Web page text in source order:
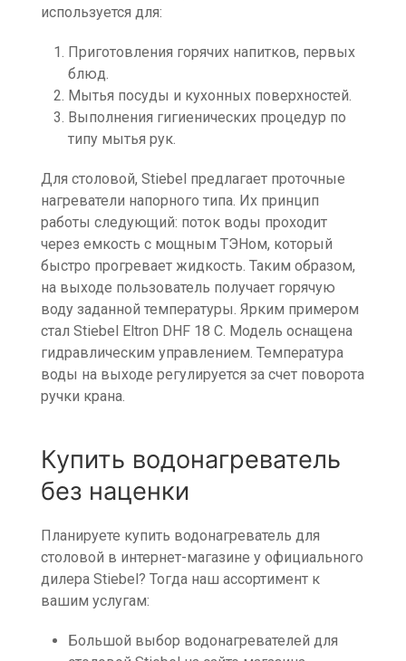
используется для:
Приготовления горячих напитков, первых
блюд.
Мытья посуды и кухонных поверхностей.
Выполнения гигиенических процедур по
типу мытья рук.
Для столовой, Stiebel предлагает проточные
нагреватели напорного типа. Их принцип
работы следующий: поток воды проходит
через емкость с мощным ТЭНом, который
быстро прогревает жидкость. Таким образом,
на выходе пользователь получает горячую
воду заданной температуры. Ярким примером
стал Stiebel Eltron DHF 18 C. Модель оснащена
гидравлическим управлением. Температура
воды на выходе регулируется за счет поворота
ручки крана.
Купить водонагреватель
без наценки
Планируете купить водонагреватель для
столовой в интернет-магазине у официального
дилера Stiebel? Тогда наш ассортимент к
вашим услугам:
Большой выбор водонагревателей для